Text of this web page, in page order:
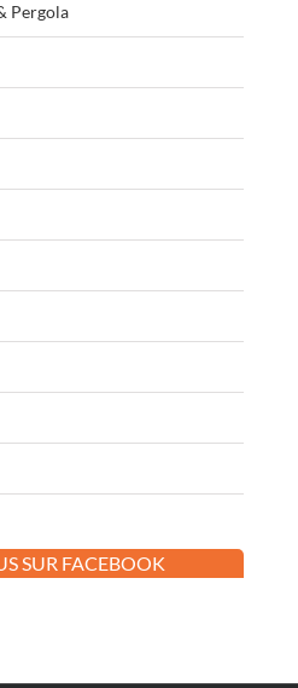
Pergola
SUR FACEBOOK